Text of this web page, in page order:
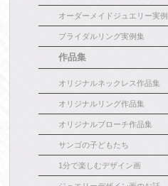
オーダーメイドジュエリー実例
ブライダルリング実例集
作品集
オリジナルネックレス作品集
オリジナルリング作品集
オリジナルブローチ作品集
サンゴの子どもたち
1分で楽しむデザイン画